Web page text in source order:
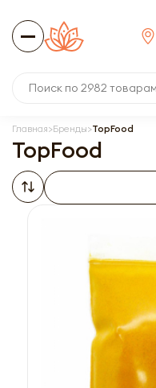
Главная Бренды TopFood
TopFood